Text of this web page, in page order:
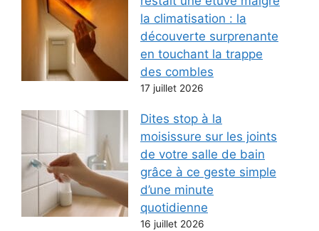
la climatisation : la
découverte surprenante
en touchant la trappe
des combles
17 juillet 2026
Dites stop à la
moisissure sur les joints
de votre salle de bain
grâce à ce geste simple
d’une minute
quotidienne
16 juillet 2026